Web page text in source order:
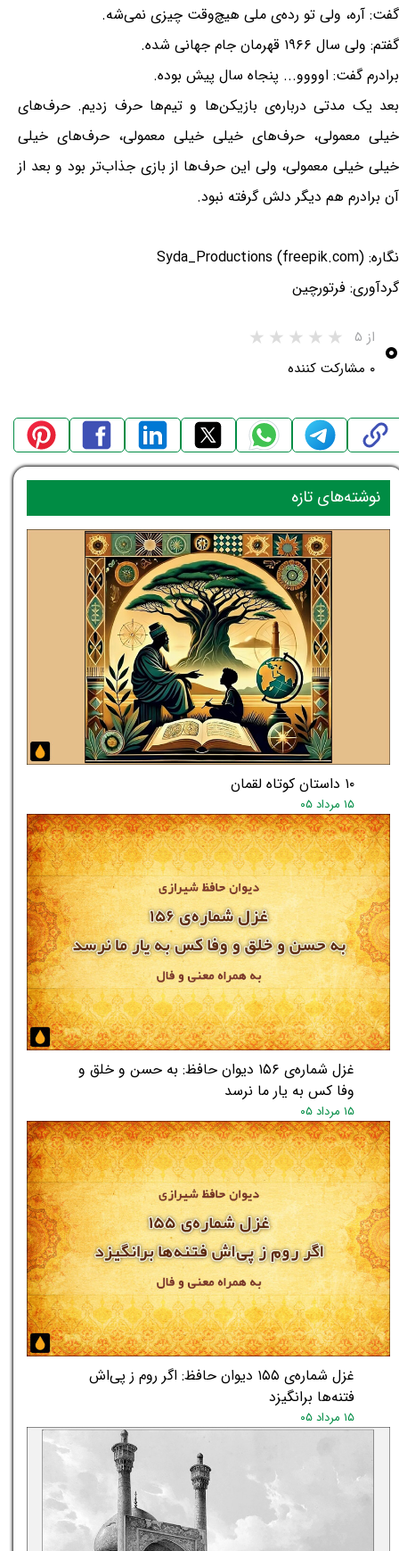
گفت: آره، ولی تو رده‌ی ملی هیچ‌وقت چیزی نمی‌شه.
گفتم: ولی سال ۱۹۶۶ قهرمان جام جهانی شده.
برادرم گفت: اوووو... پنجاه سال پیش بوده.
بعد یک مدتی درباره‌ی بازیکن‌ها و تیم‌ها حرف زدیم. حرف‌های
خیلی معمولی، حرف‌های خیلی خیلی معمولی، حرف‌های خیلی
خیلی خیلی معمولی، ولی این حرف‌ها از بازی جذاب‌تر بود و بعد از
آن برادرم هم دیگر دلش گرفته نبود.
نگاره: Syda_Productions (freepik.com)
گردآوری: فرتورچین
۰ از ۵
۰ مشارکت کننده
۱۰ داستان کوتاه لقمان
۱۵ مرداد ۰۵
غزل شماره‌ی ۱۵۶ دیوان حافظ: به حسن و خلق و
وفا کس به یار ما نرسد
۱۵ مرداد ۰۵
غزل شماره‌ی ۱۵۵ دیوان حافظ: اگر روم ز پی‌اش
فتنه‌ها برانگیزد
۱۵ مرداد ۰۵
نوشته‌های تازه